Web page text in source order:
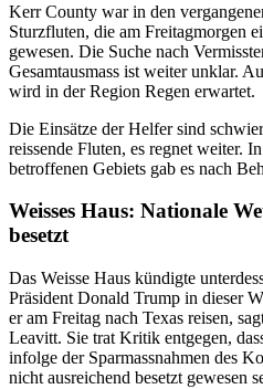
Kerr County war in den
Sturzfluten, die am Freitagmorgen
gewesen. Die Suche nach
Gesamtausmass ist weiter unklar.
wird in der Region Regen erwartet.
Die Einsätze der Helfer sind
reissende Fluten, es regnet weiter.
betroffenen Gebiets gab es nach
Weisses Haus: Nationale
besetzt
Das Weisse Haus kündigte
Präsident Donald Trump in dieser
er am Freitag nach Texas reisen,
Leavitt. Sie trat Kritik entgegen,
infolge der Sparmassnahmen des
nicht ausreichend besetzt gewesen